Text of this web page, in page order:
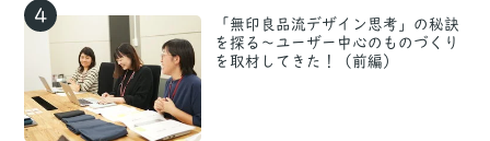
4
「無印良品流デザイン思考」の秘訣
を探る〜ユーザー中心のものづくり
を取材してきた！（前編）